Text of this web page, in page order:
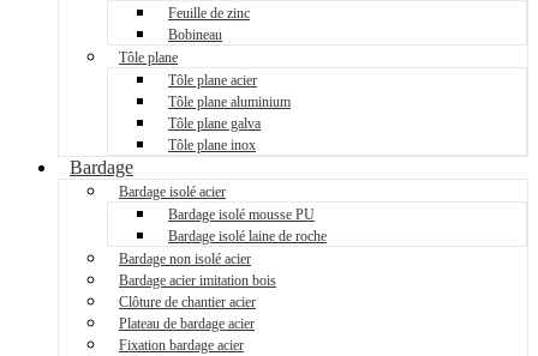
Feuille de zinc
Bobineau
Tôle plane
Tôle plane acier
Tôle plane aluminium
Tôle plane galva
Tôle plane inox
Bardage
Bardage isolé acier
Bardage isolé mousse PU
Bardage isolé laine de roche
Bardage non isolé acier
Bardage acier imitation bois
Clôture de chantier acier
Plateau de bardage acier
Fixation bardage acier